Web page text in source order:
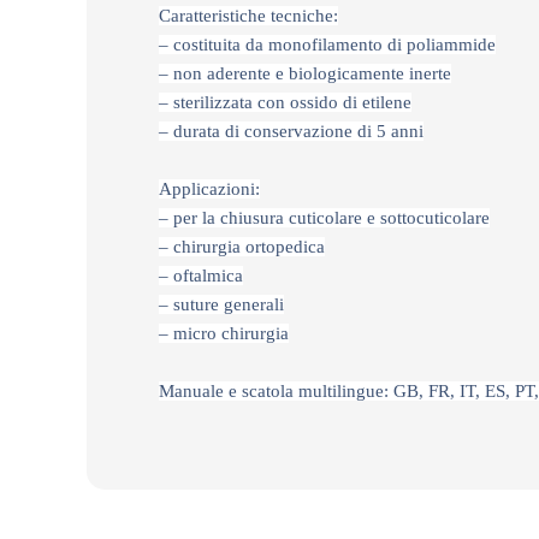
Caratteristiche tecniche:
– costituita da monofilamento di poliammide
– non aderente e biologicamente inerte
– sterilizzata con ossido di etilene
– durata di conservazione di 5 anni
Applicazioni:
– per la chiusura cuticolare e sottocuticolare
– chirurgia ortopedica
– oftalmica
– suture generali
– micro chirurgia
Manuale e scatola multilingue: GB, FR, IT, ES,